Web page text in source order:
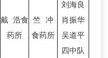
戴 浩食
药所
竺 冲
食药所
刘海良
肖振华
吴道平
四中队